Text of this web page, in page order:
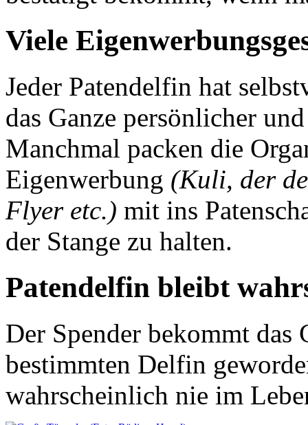
Viele
Jeder Patendelfin hat
das Ganze persönlicher
Manchmal packen die
Eigenwerbung (Kuli, der
Flyer etc.) mit ins
der Stange zu halten.
Patendelfin bleibt
Der Spender bekommt das
bestimmten Delfin
wahrscheinlich nie im